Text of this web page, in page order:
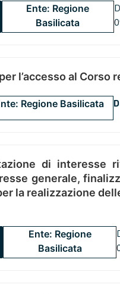
Ente: Regione
Basilicata
l’accesso al
Regione Basilicata
di interesse
generale,
la realizzazione
Ente: Regione
Basilicata